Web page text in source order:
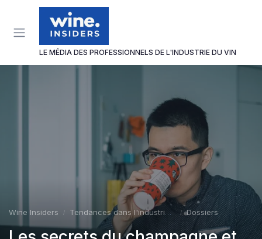
LE MÉDIA DES PROFESSIONNELS DE L'INDUSTRIE DU VIN
Wine Insiders Tendances dans l'industrie du vin Dossiers
Panneau de gestion des cookies